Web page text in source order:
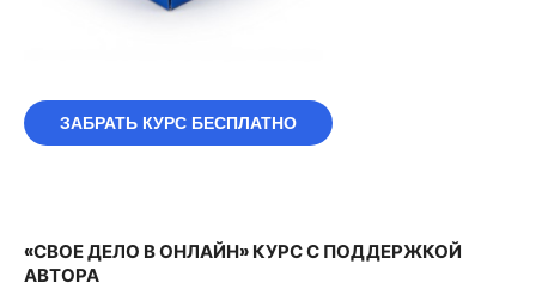
ЗАБРАТЬ КУРС БЕСПЛАТНО
«СВОЕ ДЕЛО В ОНЛАЙН» КУРС С ПОДДЕРЖКОЙ
АВТОРА